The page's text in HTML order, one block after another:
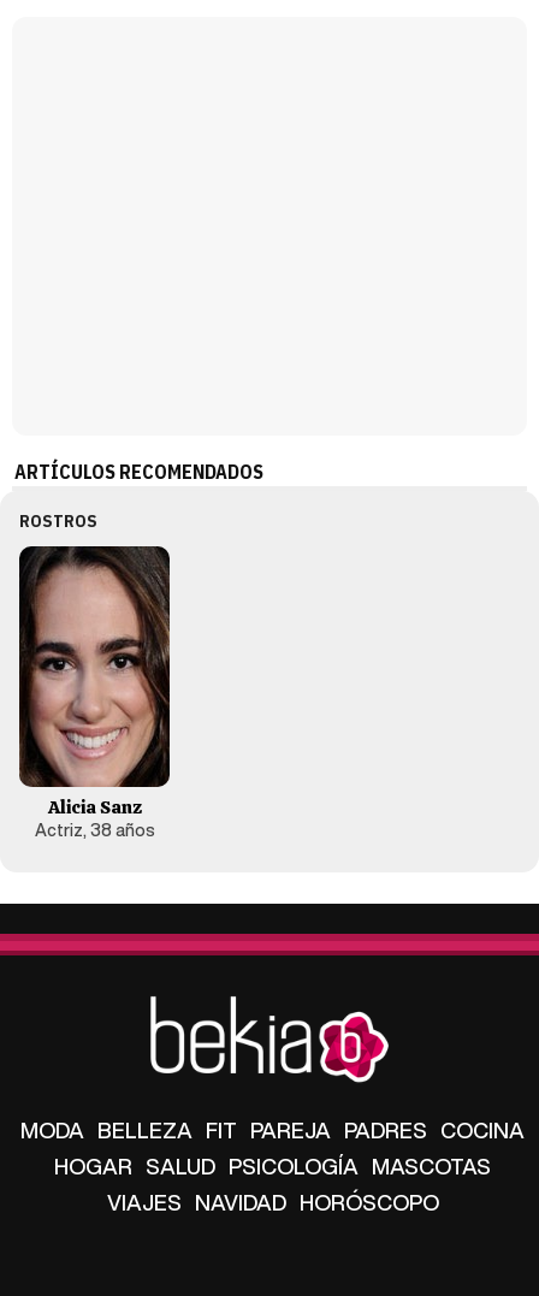
ARTÍCULOS RECOMENDADOS
ROSTROS
Alicia Sanz
Actriz, 38 años
MODA BELLEZA FIT PAREJA PADRES COCINA
HOGAR SALUD PSICOLOGÍA MASCOTAS
VIAJES NAVIDAD HORÓSCOPO